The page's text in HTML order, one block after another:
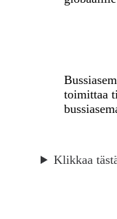
toimittaa
Klikkaa